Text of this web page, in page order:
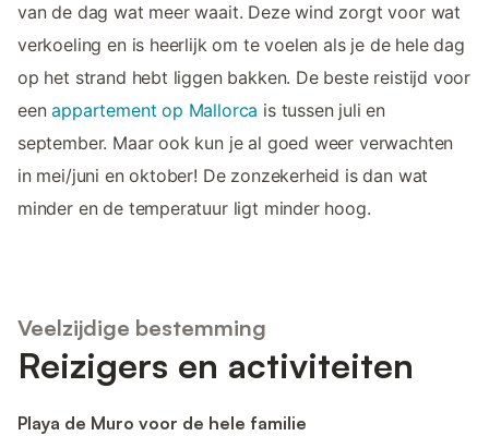
van de dag wat meer waait. Deze wind zorgt voor wat
verkoeling en is heerlijk om te voelen als je de hele dag
op het strand hebt liggen bakken. De beste reistijd voor
eenappartement op Mallorca is tussen juli en
september. Maar ook kun je al goed weer verwachten
in mei/juni en oktober! De zonzekerheid is dan wat
minder en de temperatuur ligt minder hoog.
Veelzijdige bestemming
Reizigers en activiteiten
Playa de Muro voor de hele familie